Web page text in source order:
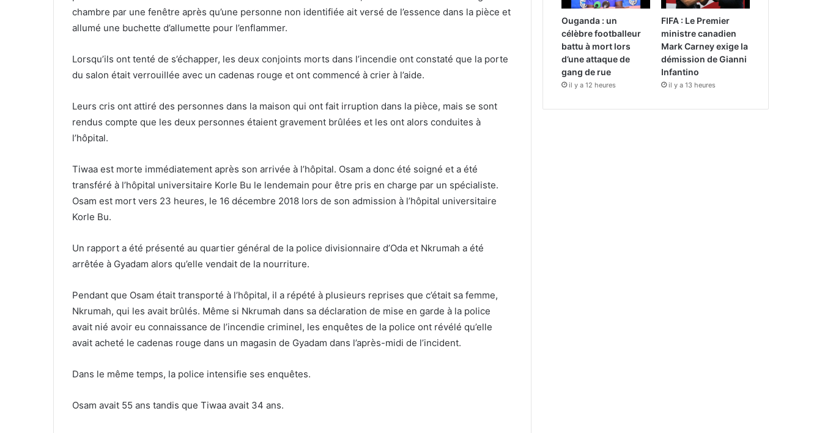
chambre par une fenêtre après qu’une personne non identifiée ait versé de l’essence dans la pièce et
allumé une buchette d’allumette pour l’enflammer.
Lorsqu’ils ont tenté de s’échapper, les deux conjoints morts dans l’incendie ont constaté que la porte
du salon était verrouillée avec un cadenas rouge et ont commencé à crier à l’aide.
Leurs cris ont attiré des personnes dans la maison qui ont fait irruption dans la pièce, mais se sont
rendus compte que les deux personnes étaient gravement brûlées et les ont alors conduites à
l’hôpital.
Tiwaa est morte immédiatement après son arrivée à l’hôpital. Osam a donc été soigné et a été
transféré à l’hôpital universitaire Korle Bu le lendemain pour être pris en charge par un spécialiste.
Osam est mort vers 23 heures, le 16 décembre 2018 lors de son admission à l’hôpital universitaire
Korle Bu.
Un rapport a été présenté au quartier général de la police divisionnaire d’Oda et Nkrumah a été
arrêtée à Gyadam alors qu’elle vendait de la nourriture.
Pendant que Osam était transporté à l’hôpital, il a répété à plusieurs reprises que c’était sa femme,
Nkrumah, qui les avait brûlés. Même si Nkrumah dans sa déclaration de mise en garde à la police
avait nié avoir eu connaissance de l’incendie criminel, les enquêtes de la police ont révélé qu’elle
avait acheté le cadenas rouge dans un magasin de Gyadam dans l’après-midi de l’incident.
Dans le même temps, la police intensifie ses enquêtes.
Osam avait 55 ans tandis que Tiwaa avait 34 ans.
Ouganda : un
célèbre footballeur
battu à mort lors
d’une attaque de
gang de rue
il y a 12 heures
FIFA : Le Premier
ministre canadien
Mark Carney exige la
démission de Gianni
Infantino
il y a 13 heures